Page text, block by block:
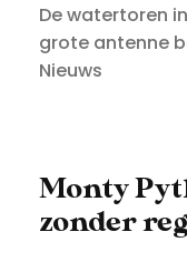
De watertoren
grote antenne
Nieuws
Monty
zonder